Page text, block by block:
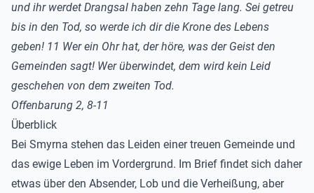
und ihr werdet Drangsal haben zehn Tage lang. Sei getreu
bis in den Tod, so werde ich dir die Krone des Lebens
geben! 11 Wer ein Ohr hat, der höre, was der Geist den
Gemeinden sagt! Wer überwindet, dem wird kein Leid
geschehen von dem zweiten Tod.
Offenbarung 2, 8-11
Überblick
Bei Smyrna stehen das Leiden einer treuen Gemeinde und
das ewige Leben im Vordergrund. Im Brief findet sich daher
etwas über den Absender, Lob und die Verheißung, aber